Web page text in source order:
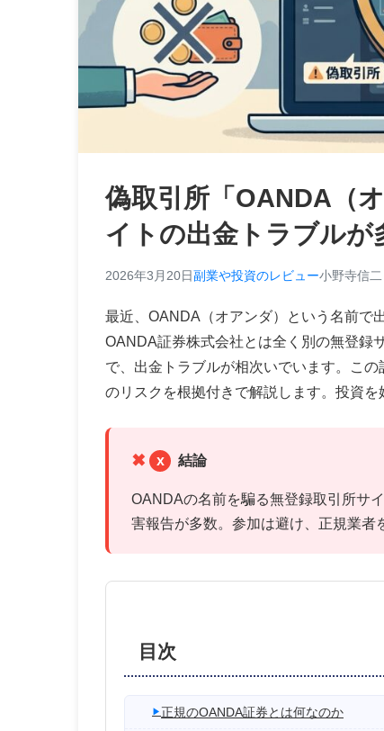
偽取引所「OANDA（
イトの出金トラブルが
2026年3月20日副業や投資のレビュー小野寺信二
最近、OANDA（オアンダ）という名前で
OANDA証券株式会社とは全く別の無登録
で、出金トラブルが相次いでいます。こ
のリスクを根拠付きで解説します。投資を
x 結論
OANDAの名前を騙る無登録取引所サ
害報告が多数。参加は避け、正規業者
目次
正規のOANDA証券とは何なのか